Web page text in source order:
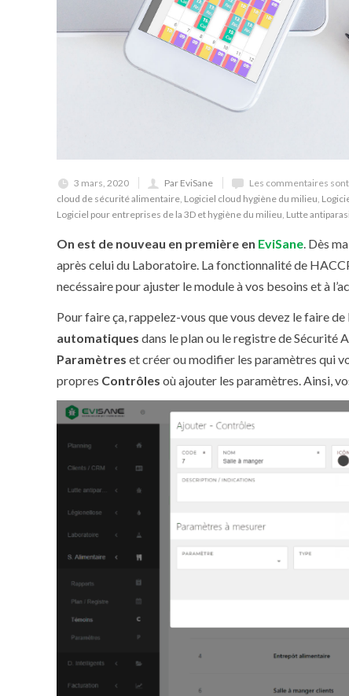
3 mars, 2020 Par EviSane Les commentaires
cloud de sécurité alimentaire, Logiciel cloud hygiène du milieu,
Logiciel pour entreprises de la 3D et hygiène du milieu, Lutte
On est de nouveau en première en EviSane. Dès
après celui du Laboratoire. La fonctionnalité de
necéssaire pour ajuster le module à vos besoins et à
Pour faire ça, rappelez-vous que vous devez le faire de
automatiques dans le plan ou le registre de Sécurité
Paramètres et créer ou modifier les paramètres qui
propres Contrôles où ajouter les paramètres. Ainsi,